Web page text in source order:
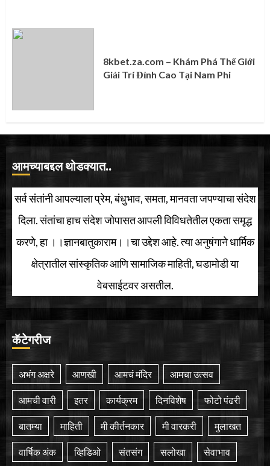
8kbet.za.com – Khám Phá Thế Giới
Giải Trí Đỉnh Cao Tại Nam Phi
आमच्याबद्दल थोडक्यात..
सर्व संतांनी आपल्याला प्रेम, बंधुभाव, समता, मानवता जपण्याचा संदेश
दिला. संतांचा हाच संदेश जोपासत आपली विविधतेतील एकता समृद्ध
करणे, हा ।।ज्ञानबातुकाराम।।चा उद्देश आहे. त्या अनुषंगाने धार्मिक
क्षेत्रातील सांस्कृतिक आणि सामाजिक माहिती, घडामोडी या
वेबसाईटवर असतील.
कॅटेगरीज
अभंग अक्षरे आणखी आमचं मंदिर आमचा उत्सव
आमची वारी इतर कार्यक्रम दिनविशेष फोटो पंढरी
बातम्या माहिती मी कीर्तनकार मी वारकरी मुलाखत
वार्षिक अंक व्हिडिओ संतसंग सलोखा सेवाभाव